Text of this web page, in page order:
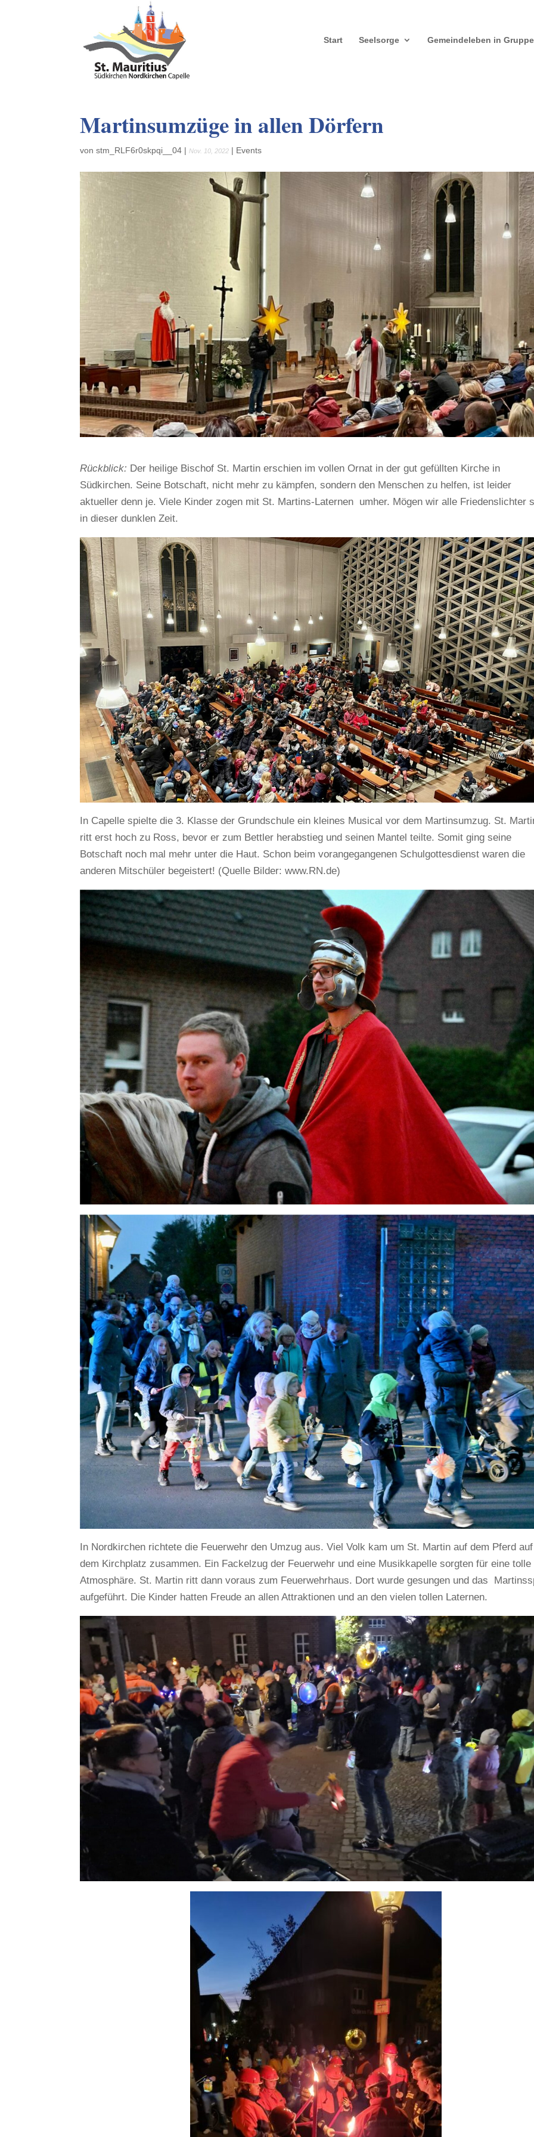
Start Seelsorge Gemeindeleben in
Martinsumzüge in allen Dörfern
vonstm_RLF6r0skpqi__04 | Nov. 10, 2022 | Events
Rückblick: Der heilige Bischof St. Martin erschien im vollen Ornat in der gut gefüllten Kirche in
Südkirchen. Seine Botschaft, nicht mehr zu kämpfen, sondern den Menschen zu helfen, ist leider
aktueller denn je. Viele Kinder zogen mit St. Martins-Laternen umher. Mögen wir alle Friedenslichter
in dieser dunklen Zeit.
In Capelle spielte die 3. Klasse der Grundschule ein kleines Musical vor dem Martinsumzug. St.
ritt erst hoch zu Ross, bevor er zum Bettler herabstieg und seinen Mantel teilte. Somit ging seine
Botschaft noch mal mehr unter die Haut. Schon beim vorangegangenen Schulgottesdienst waren die
anderen Mitschüler begeistert! (Quelle Bilder: www.RN.de)
In Nordkirchen richtete die Feuerwehr den Umzug aus. Viel Volk kam um St. Martin auf dem Pferd auf
dem Kirchplatz zusammen. Ein Fackelzug der Feuerwehr und eine Musikkapelle sorgten für eine tolle
Atmosphäre. St. Martin ritt dann voraus zum Feuerwehrhaus. Dort wurde gesungen und das
aufgeführt. Die Kinder hatten Freude an allen Attraktionen und an den vielen tollen Laternen.